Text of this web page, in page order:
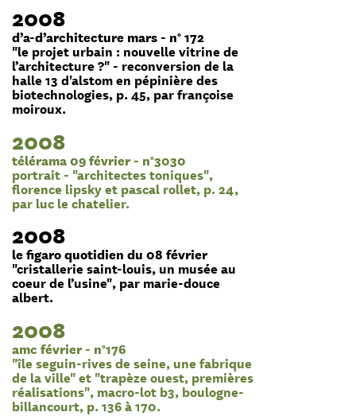
2008
d’a-d’architecture mars - n° 172
"le projet urbain : nouvelle vitrine de
l’architecture ?" - reconversion de la
halle 13 d'alstom en pépinière des
biotechnologies, p. 45, par françoise
moiroux.
2008
télérama 09 février - n°3030
portrait - "architectes toniques",
florence lipsky et pascal rollet, p. 24,
par luc le chatelier.
2008
le figaro quotidien du 08 février
"cristallerie saint-louis, un musée au
coeur de l’usine", par marie-douce
albert.
2008
amc février - n°176
"île seguin-rives de seine, une fabrique
de la ville" et "trapèze ouest, premières
réalisations", macro-lot b3, boulogne-
billancourt, p. 136 à 170.